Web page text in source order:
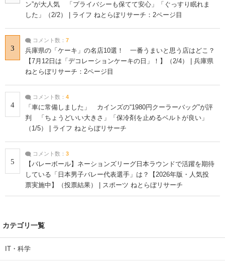
ン”が大人気 「プライバシーも保てて安心」「ぐっすり眠れま
した」（2/2） | ライフ ねとらぼリサーチ：2ページ目
3
コメント数： 7
兵庫県の「ケーキ」の名店10選！ 一番うまいと思う店はどこ？
【7月12日は「デコレーションケーキの日」！】（2/4） | 兵庫県
ねとらぼリサーチ：2ページ目
4
コメント数： 4
「車に常備しました」 カインズの“1980円クーラーバッグ”が評
判 「ちょうどいい大きさ」「保冷剤を止めるベルトが良い」
（1/5） | ライフ ねとらぼリサーチ
5
コメント数： 3
【バレーボール】ネーションズリーグ日本ラウンドで活躍を期待
している「日本男子バレー代表選手」は？【2026年版・人気投
票実施中】（投票結果） | スポーツ ねとらぼリサーチ
カテゴリ一覧
IT・科学